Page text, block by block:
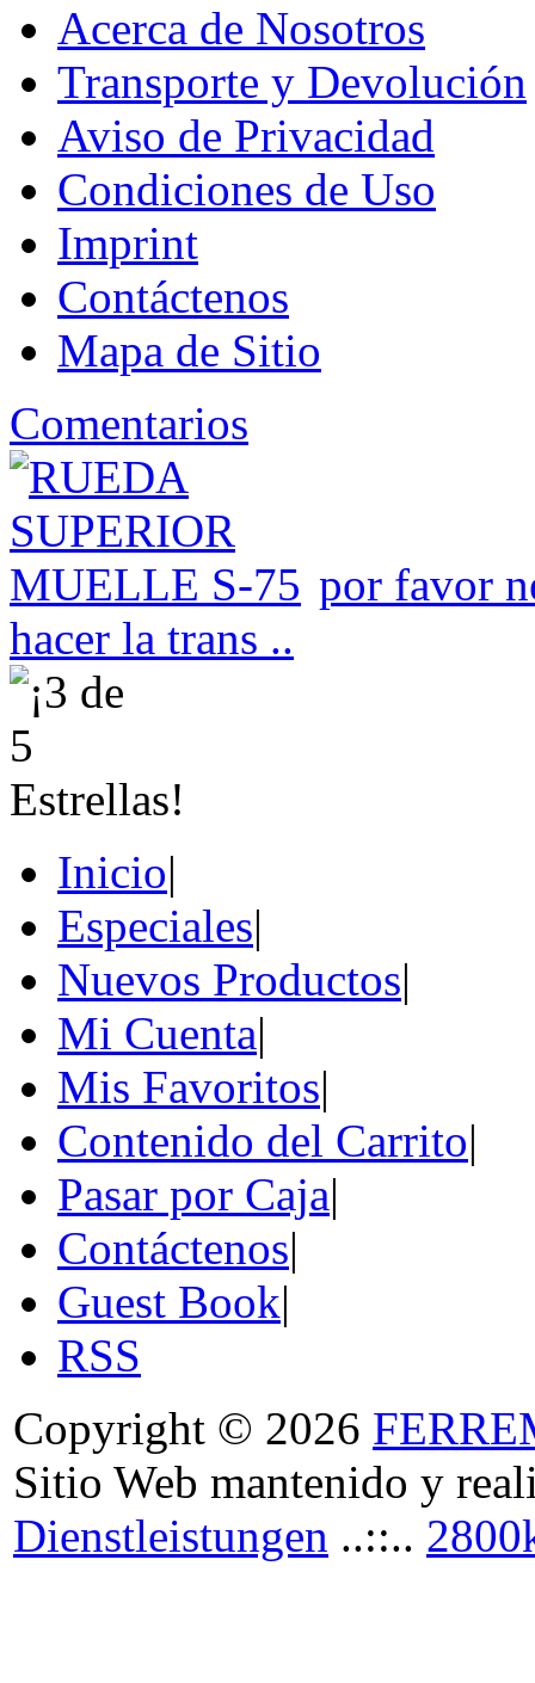
Acerca de Nosotros
Transporte y Devolución
Aviso de Privacidad
Condiciones de Uso
Imprint
Contáctenos
Mapa de Sitio
Comentarios
por favor
hacer la trans ..
Inicio|
Especiales|
Nuevos Productos|
Mi Cuenta|
Mis Favoritos|
Contenido del Carrito|
Pasar por Caja|
Contáctenos|
Guest Book|
RSS
Copyright © 2026
Sitio Web mantenido y
Dienstleistungen ..::..